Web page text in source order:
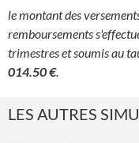
le montant des
remboursements
trimestres et soumis au
014.50 €.
LES AUTRES